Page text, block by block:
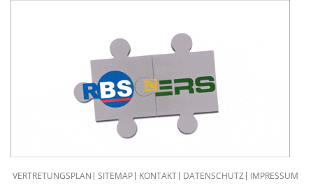
VERTRETUNGSPLAN SITEMAP KONTAKT DATENSCHUTZ IMPRESSUM